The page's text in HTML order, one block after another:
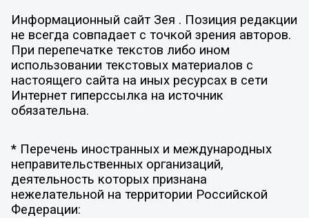
Информационный сайт Зея . Позиция редакции
не всегда совпадает с точкой зрения авторов.
При перепечатке текстов либо ином
использовании текстовых материалов с
настоящего сайта на иных ресурсах в сети
Интернет гиперссылка на источник
обязательна.
* Перечень иностранных и международных
неправительственных организаций,
деятельность которых признана
нежелательной на территории Российской
Федерации: